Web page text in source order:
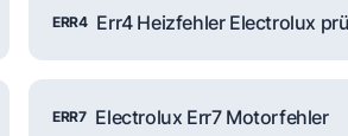
ERR4 Err4 Heizfehler Electrolux
ERR7 Electrolux Err7 Motorfehler